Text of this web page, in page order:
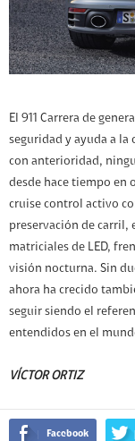
El 911 Carrera de
seguridad y ayuda a
con anterioridad,
desde hace tiempo en
cruise control activo
preservación de carril,
matriciales de LED,
visión nocturna. Sin
ahora ha crecido
seguir siendo el
entendidos en el
VÍCTOR ORTIZ
Facebook